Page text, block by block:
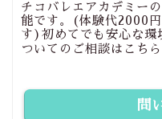
チコバレエアカデミー
能です。(体験代2000
す)初めてでも安心な環
ついてのご相談はこち
問